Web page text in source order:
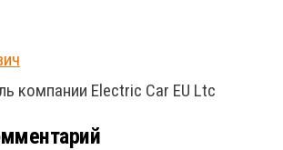
компании Electric Car EU Ltc